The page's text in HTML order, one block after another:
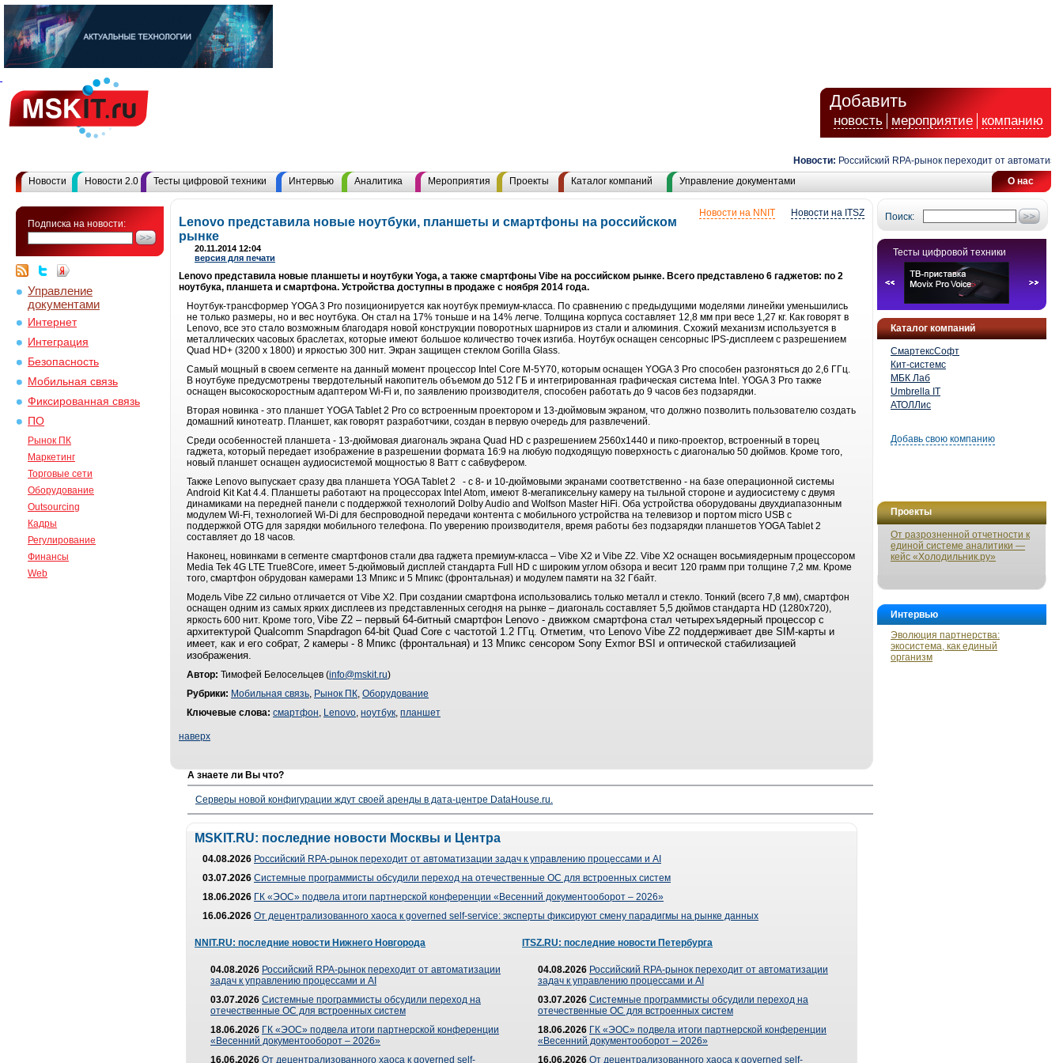
Добавить
новость мероприятие компанию
Новости: Российский RPA-рынок переходит от
О нас
Новости Новости 2.0 Тесты цифровой техники Интервью Аналитика Мероприятия Проекты Каталог компаний Управление документами
Подписка на новости:
Управление
документами
Интернет
Интеграция
Безопасность
Мобильная связь
Фиксированная связь
ПО
Рынок ПК
Маркетинг
Торговые сети
Оборудование
Outsourcing
Кадры
Регулирование
Финансы
Web
Поиск:
Тесты цифровой техники
Каталог компаний
СмартексСофт
Кит-системс
МБК Лаб
Umbrella IT
АТОЛЛис
Добавь свою компанию
Проекты
От разрозненной отчетности к
единой системе аналитики —
кейс «Холодильник.ру»
Интервью
Эволюция партнерства:
экосистема, как единый
организм
Новости на ITSZ
Новости на NNIT
Lenovo представила новые ноутбуки, планшеты и смартфоны на российском
рынке
20.11.2014 12:04
версия для печати
Lenovo представила новые планшеты и ноутбуки Yoga, а также смартфоны Vibe на российском рынке. Всего представлено 6 гаджетов: по 2
ноутбука, планшета и смартфона. Устройства доступны в продаже с ноября 2014 года.
Ноутбук-трансформер YOGA 3 Pro позиционируется как ноутбук премиум-класса. По сравнению с предыдущими моделями линейки уменьшились
не только размеры, но и вес ноутбука. Он стал на 17% тоньше и на 14% легче. Толщина корпуса составляет 12,8 мм при весе 1,27 кг. Как говорят в
Lenovo, все это стало возможным благодаря новой конструкции поворотных шарниров из стали и алюминия. Схожий механизм используется в
металлических часовых браслетах, которые имеют большое количество точек изгиба. Ноутбук оснащен сенсорныс IPS-дисплеем с разрешением
Quad HD+ (3200 x 1800) и яркостью 300 нит. Экран защищен стеклом Gorilla Glass.
Самый мощный в своем сегменте на данный момент процессор Intel Core M-5Y70, которым оснащен YOGA 3 Pro способен разгоняться до 2,6 ГГц.
В ноутбуке предусмотрены твердотельный накопитель объемом до 512 ГБ и интегрированная графическая система Intel. YOGA 3 Pro также
оснащен высокоскоростным адаптером Wi-Fi и, по заявлению производителя, способен работать до 9 часов без подзарядки.
Вторая новинка - это планшет YOGA Tablet 2 Pro со встроенным проектором и 13-дюймовым экраном, что должно позволить пользователю создать
домашний кинотеатр. Планшет, как говорят разработчики, создан в первую очередь для развлечений.
Среди особенностей планшета - 13-дюймовая диагональ экрана Quad HD с разрешением 2560x1440 и пико-проектор, встроенный в торец
гаджета, который передает изображение в разрешении формата 16:9 на любую подходящую поверхность с диагональю 50 дюймов. Кроме того,
новый планшет оснащен аудиосистемой мощностью 8 Ватт с сабвуфером.
Также Lenovo выпускает сразу два планшета YOGA Tablet 2 - с 8- и 10-дюймовыми экранами соответственно - на базе операционной системы
Android Kit Kat 4.4. Планшеты работают на процессорах Intel Atom, имеют 8-мегапиксельну камеру на тыльной стороне и аудиосистему с двумя
динамиками на передней панели с поддержкой технологий Dolby Audio and Wolfson Master HiFi. Оба устройства оборудованы двухдиапазонным
модулем Wi-Fi, технологией Wi-Di для беспроводной передачи контента с мобильного устройства на телевизор и портом micro USB с
поддержкой OTG для зарядки мобильного телефона. По уверению производителя, время работы без подзарядки планшетов YOGA Tablet 2
составляет до 18 часов.
Наконец, новинками в сегменте смартфонов стали два гаджета премиум-класса – Vibe X2 и Vibe Z2. Vibe X2 оснащен восьмиядерным процессором
Media Tek 4G LTE True8Core, имеет 5-дюймовый дисплей стандарта Full HD с широким углом обзора и весит 120 грамм при толщине 7,2 мм. Кроме
того, смартфон обрудован камерами 13 Мпикс и 5 Мпикс (фронтальная) и модулем памяти на 32 Гбайт.
Модель Vibe Z2 сильно отличается от Vibe X2. При создании смартфона использовались только металл и стекло. Тонкий (всего 7,8 мм), смартфон
оснащен одним из самых ярких дисплеев из представленных сегодня на рынке – диагональ составляет 5,5 дюймов стандарта HD (1280x720),
яркость 600 нит. Кроме того, Vibe Z2 – первый 64-битный смартфон Lenovo - движком смартфона стал четырехъядерный процессор с
архитектурой Qualcomm Snapdragon 64-bit Quad Core с частотой 1.2 ГГц. Отметим, что Lenovo Vibe Z2 поддерживает две SIM-карты и
имеет, как и его собрат, 2 камеры - 8 Мпикс (фронтальная) и 13 Мпикс сенсором Sony Exmor BSI и оптической стабилизацией
изображения.
Автор: Тимофей Белосельцев (info@mskit.ru)
Рубрики: Мобильная связь, Рынок ПК, Оборудование
Ключевые слова: смартфон, Lenovo, ноутбук, планшет
наверх
А знаете ли Вы что?
Серверы новой конфигурации ждут своей аренды в дата-центре DataHouse.ru.
MSKIT.RU: последние новости Москвы и Центра
04.08.2026 Российский RPA-рынок переходит от автоматизации задач к управлению процессами и AI
03.07.2026 Системные программисты обсудили переход на отечественные ОС для встроенных систем
18.06.2026 ГК «ЭОС» подвела итоги партнерской конференции «Весенний документооборот – 2026»
16.06.2026 От децентрализованного хаоса к governed self-service: эксперты фиксируют смену парадигмы на рынке данных
NNIT.RU: последние новости Нижнего Новгорода
04.08.2026 Российский RPA-рынок переходит от автоматизации
задач к управлению процессами и AI
03.07.2026 Системные программисты обсудили переход на
отечественные ОС для встроенных систем
18.06.2026 ГК «ЭОС» подвела итоги партнерской конференции
«Весенний документооборот – 2026»
16.06.2026 От децентрализованного хаоса к governed self-
ITSZ.RU: последние новости Петербурга
04.08.2026 Российский RPA-рынок переходит от автоматизации
задач к управлению процессами и AI
03.07.2026 Системные программисты обсудили переход на
отечественные ОС для встроенных систем
18.06.2026 ГК «ЭОС» подвела итоги партнерской конференции
«Весенний документооборот – 2026»
16.06.2026 От децентрализованного хаоса к governed self-